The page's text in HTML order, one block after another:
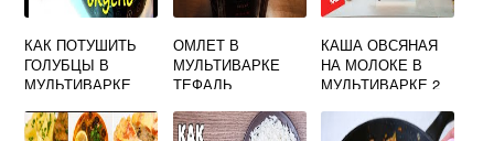
КАК ПОТУШИТЬ
ГОЛУБЦЫ В
МУЛЬТИВАРКЕ
СМЕТАНОЙ
ОМЛЕТ В
МУЛЬТИВАРКЕ
ТЕФАЛЬ
КАША ОВСЯНАЯ
НА МОЛОКЕ В
МУЛЬТИВАРКЕ 2